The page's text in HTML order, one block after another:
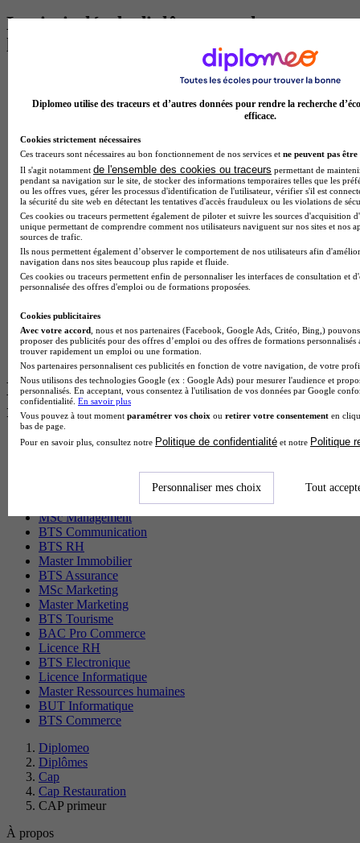
Les intitulés de diplôme par alternance
les plus recherchés
BTS Mco en alternance
BTS Sp3s en alternance
Master CCA en alternance
BTS Ndrc en alternance
BTS Sam en alternance
Cap Fleuriste en alternance
BTS Sio en alternance
MSc Marketing Digital en alternance
BTS Gpme en alternance
Cap Electricien en alternance
BTS Gpn en alternance
BTS Domotique en alternance
BTS Sta en alternance
BTS Iris en alternance
BTS Tpl en alternance
BTS Ati en alternance
Les diplômes par filière les plus
recherchés
CS Sport
MSc Management
BTS Communication
BTS RH
Master Immobilier
BTS Assurance
MSc Marketing
Master Marketing
BTS Tourisme
BAC Pro Commerce
Licence RH
BTS Electronique
Licence Informatique
Master Ressources humaines
BUT Informatique
BTS Commerce
Diplomeo
Diplômes
Cap
Cap Restauration
CAP primeur
À propos
Diplomeo utilise des traceurs et d’autres données pour rendre la recherche
efficace.
Cookies strictement nécessaires
Ces traceurs sont nécessaires au bon fonctionnement de nos services et ne peuvent pas être
Il s'agit notamment de l'ensemble des cookies ou traceurs permettant de
pendant sa navigation sur le site, de stocker des informations temporaires telles que les
ou les offres vues, gérer les processus d'identification de l'utilisateur, vérifier s'il est
la sécurité du site web en détectant les tentatives d'accès frauduleux ou les violations de
Ces cookies ou traceurs permettent également de piloter et suivre les sources d'acquisition
unique permettant de comprendre comment nos utilisateurs naviguent sur nos sites et nos
sources de trafic.
Ils nous permettent également d’observer le comportement de nos utilisateurs afin
navigation dans nos sites beaucoup plus rapide et fluide.
Ces cookies ou traceurs permettent enfin de personnaliser les interfaces de consultation et
personnalisée des offres d'emploi ou de formations proposées.
Cookies publicitaires
Avec votre accord , nous et nos partenaires (Facebook, Google Ads, Critéo, Bing,)
proposer des publicités pour des offres d’emploi ou des offres de formations
trouver rapidement un emploi ou une formation.
Nos partenaires personnalisent ces publicités en fonction de votre navigation, de votre
Nous utilisons des technologies Google (ex : Google Ads) pour mesurer l'audience et
personnalisés. En acceptant, vous consentez à l'utilisation de vos données par Google
confidentialité. En savoir plus
Vous pouvez à tout moment paramétrer vos choix ou retirer votre consentement en
bas de page.
Pour en savoir plus, consultez notre Politique de confidentialité et notre Politique
Personnaliser mes choix Tout